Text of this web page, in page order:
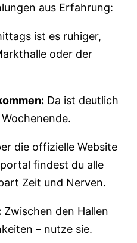
aus Erfahrung:
ist es ruhiger,
oder der
Da ist deutlich
die offizielle Website
findest du alle
Zeit und Nerven.
Zwischen den Hallen
– nutze sie.